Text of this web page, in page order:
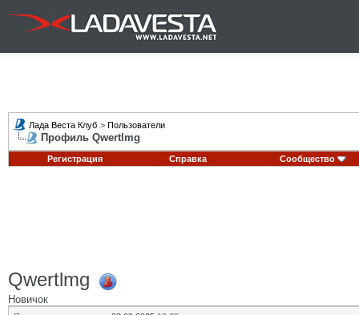
Лада Веста Клуб > Пользователи
Профиль Qwertlmg
Регистрация Справка Сообщество
Qwertlmg
Новичок